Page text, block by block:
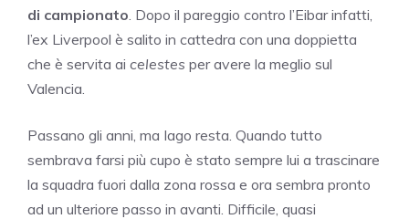
di campionato. Dopo il pareggio contro l’Eibar infatti,
l’ex Liverpool è salito in cattedra con una doppietta
che è servita ai celestes per avere la meglio sul
Valencia.
Passano gli anni, ma Iago resta. Quando tutto
sembrava farsi più cupo è stato sempre lui a trascinare
la squadra fuori dalla zona rossa e ora sembra pronto
ad un ulteriore passo in avanti. Difficile, quasi